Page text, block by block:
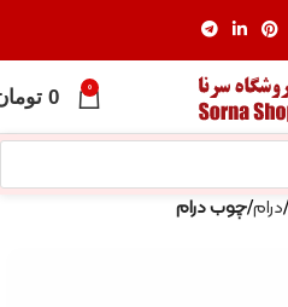
0
0
درام چوب درام